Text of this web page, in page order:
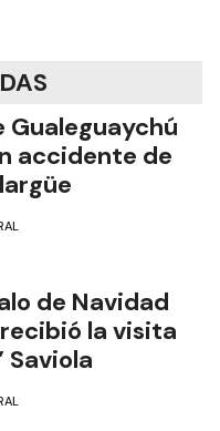
Gualeguaychú
accidente de
de Navidad
la visita
Saviola